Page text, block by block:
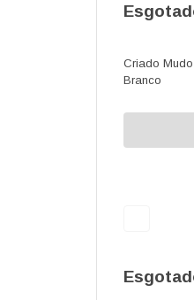
Criado
Branco